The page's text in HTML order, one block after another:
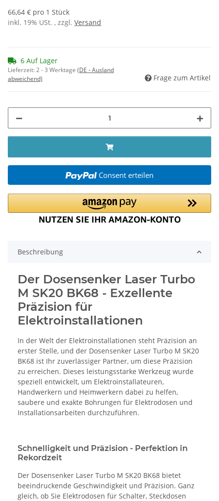
66,64 € pro 1 Stück
inkl. 19% USt. , zzgl. Versand
6 Auf Lager
Lieferzeit:2 - 3 Werktage (DE - Ausland
abweichend)
Frage zum Artikel
Consent erteilen
Beschreibung
Der Dosensenker Laser Turbo
M SK20 BK68 - Exzellente
Präzision für
Elektroinstallationen
In der Welt der Elektroinstallationen steht Präzision an
erster Stelle, und der Dosensenker Laser Turbo M SK20
BK68 ist Ihr zuverlässiger Partner, um diese Präzision
zu erreichen. Dieses leistungsstarke Werkzeug wurde
speziell entwickelt, um Elektroinstallateuren,
Handwerkern und Heimwerkern dabei zu helfen,
saubere und exakte Bohrungen für Elektrodosen und
Installationsarbeiten durchzuführen.
Schnelligkeit und Präzision - Perfektion in
Rekordzeit
Der Dosensenker Laser Turbo M SK20 BK68 bietet
beeindruckende Geschwindigkeit und Präzision. Ganz
gleich, ob Sie Elektrodosen für Schalter, Steckdosen